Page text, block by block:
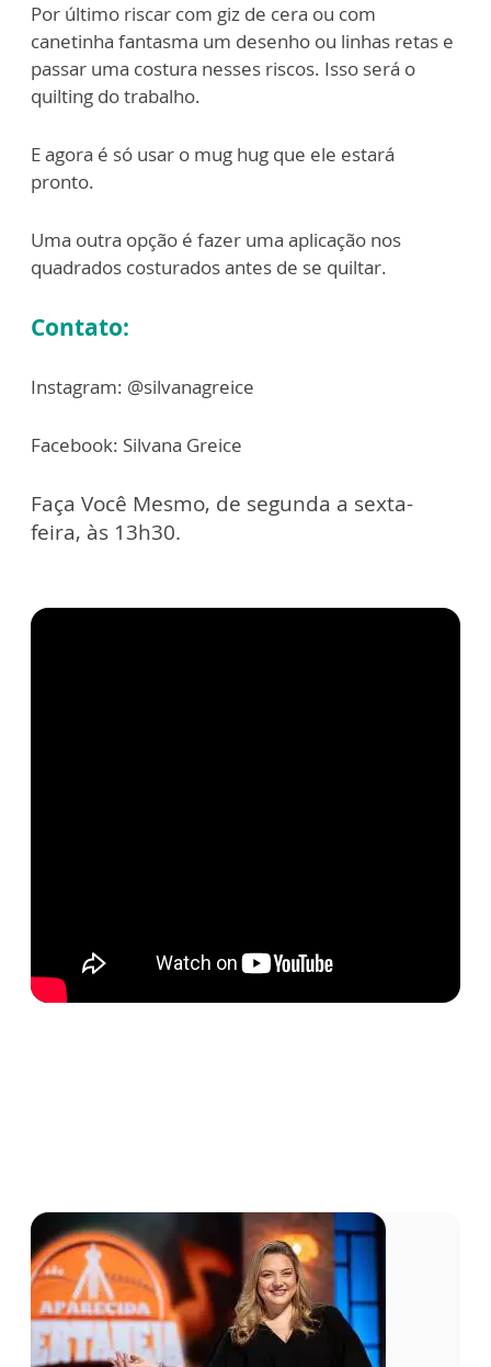
Por último riscar com giz de cera ou com
canetinha fantasma um desenho ou linhas retas e
passar uma costura nesses riscos. Isso será o
quilting do trabalho.
E agora é só usar o mug hug que ele estará
pronto.
Uma outra opção é fazer uma aplicação nos
quadrados costurados antes de se quiltar.
Contato:
Instagram: @silvanagreice
Facebook: Silvana Greice
Faça Você Mesmo, de segunda a sexta-
feira, às 13h30.